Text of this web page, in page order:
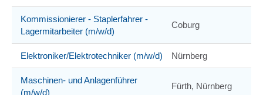
Kommissionierer - Staplerfahrer -
Lagermitarbeiter (m/w/d)
Coburg
Elektroniker/Elektrotechniker (m/w/d) Nürnberg
Maschinen- und Anlagenführer
(m/w/d)
Fürth, Nürnberg